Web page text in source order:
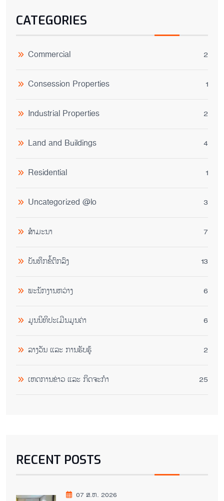
CATEGORIES
Commercial 2
Consession Properties 1
Industrial Properties 2
Land and Buildings 4
Residential 1
Uncategorized @lo 3
ສໍາມະນາ 7
ບັນທຶກຂໍ້ຕົກລົງ 13
ພະນັກງານຫວ່າງ 6
ມູນນິທິປະເມີນມູນຄ່າ 6
ລາງວັນ ແລະ ການຮັບຮູ້ 2
ເຫດການຂ່າວ ແລະ ກິດຈະກໍາ 25
RECENT POSTS
07 ສ.ຫ. 2026